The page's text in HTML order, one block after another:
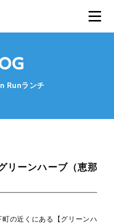
Runランチ
リーンハーブ（恵那
の近くにある【グリーンハ